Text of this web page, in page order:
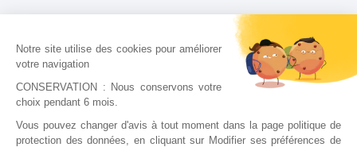
Notre site utilise des cookies pour améliorer
votre navigation
CONSERVATION : Nous conservons votre
choix pendant 6 mois.
Vous pouvez changer d'avis à tout moment dans la page politique de
protection des données, en cliquant sur Modifier ses préférences de